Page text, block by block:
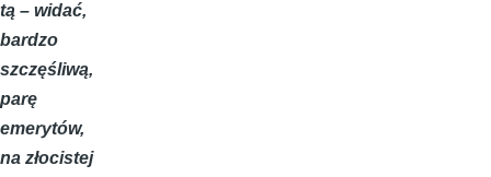
tą – widać,
bardzo
szczęśliwą,
parę
emerytów,
na złocistej